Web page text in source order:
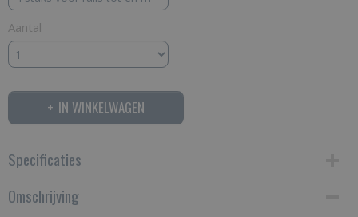
Aantal
IN WINKELWAGEN
Specificaties
Productcode
Omschrijving